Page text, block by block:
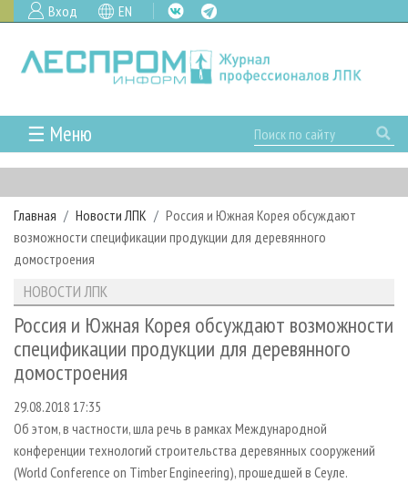
Вход EN
☰ Меню
ГЛАВНАЯ
РУБРИКИ И ТЕМЫ
РУБРИКИ ЖУРНАЛА
ЛЕСНОЕ ХОЗЯЙСТВО
ЛЕСОЗАГОТОВКА
ЛЕСОПИЛЕНИЕ
ДЕРЕВООБРАБОТКА
СУШКА ДРЕВЕСИНЫ
ПРОИЗВОДСТВО ДРЕВЕСНЫХ ПЛИТ
ДЕРЕВЯННОЕ ДОМОСТРОЕНИЕ
ПРОИЗВОДСТВО МЕБЕЛИ
НОВОСТИ
КАЛЕНДАРЬ СОБЫТИЙ
НОВОСТИ ЛПК
НОВОСТИ ЖУРНАЛА
НОВОСТИ КОМПАНИЙ
ПРОЕКТЫ ЛПИ
АНАЛИТИКА
ПРЕДПРИЯТИЯ ЛПК
ЛЕСНЫЕ РЕГИОНЫ РОССИИ
ПЕРСОНЫ
МОБИЛЬНЫЕ ВЫСТАВКИ
ОФИЦИАЛЬНЫЕ ДЕЛЕГАЦИИ
ПРИОРИТЕТНЫЕ ИНВЕСТПРОЕКТЫ
АРХИВ
АРХИВ ЖУРНАЛОВ
СТАТЬИ
О ЖУРНАЛЕ
ПОДПИСКА
КОНТАКТЫ
РЕКЛАМОДАТЕЛЯМ
РЕКЛАМА
РЕКЛАМА НА САЙТЕ
Главная Новости ЛПК
Россия и Южная Корея обсуждают
возможности спецификации продукции для деревянного
домостроения
НОВОСТИ ЛПК
Россия и Южная Корея обсуждают возможности
спецификации продукции для деревянного
домостроения
29.08.2018 17:35
Об этом, в частности, шла речь в рамках Международной
конференции технологий строительства деревянных сооружений
(World Conference on Timber Engineering), прошедшей в Сеуле.